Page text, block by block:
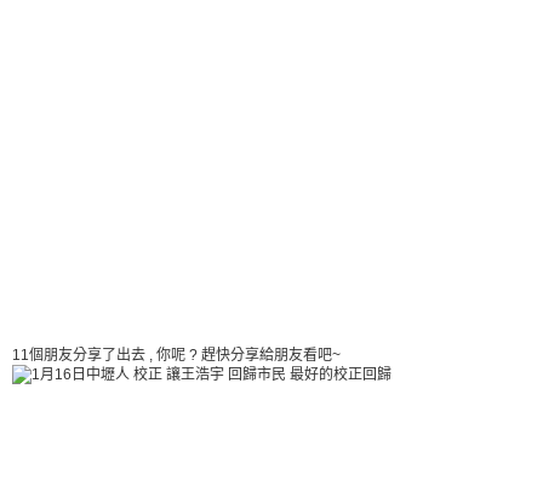
11個朋友分享了出去 , 你呢 ? 趕快分享給朋友看吧~